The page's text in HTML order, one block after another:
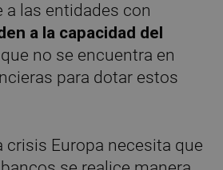
a las entidades con
a la capacidad del
que no se encuentra en
para dotar estos
crisis Europa necesita que